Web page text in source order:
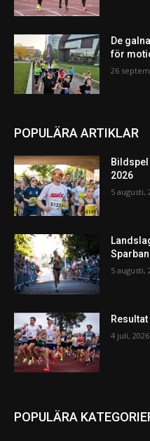
De
för
26
POPULÄRA ARTIKLAR
2026
5 augusti,
5 augusti,
4 juli, 2026
POPULÄRA